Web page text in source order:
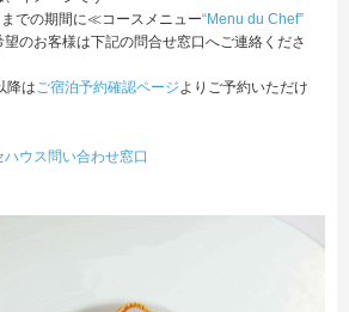
までの期間に≪コースメニュー“Menu du Chef”
のお客様は下記の問合せ窓口へご連絡くださ
降はご宿泊予約確認ページよりご予約いただけ
ハウス問い合わせ窓口